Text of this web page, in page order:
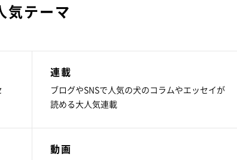
気テーマ
連載
ブログやSNSで人気の犬のコラムやエッセイが
読める大人気連載
動画